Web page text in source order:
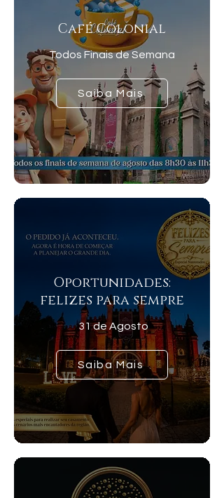
Café Colonial
Todos Finais de Semana
Saiba Mais
Oportunidades:
felizes para sempre
31 de Agosto
Saiba Mais